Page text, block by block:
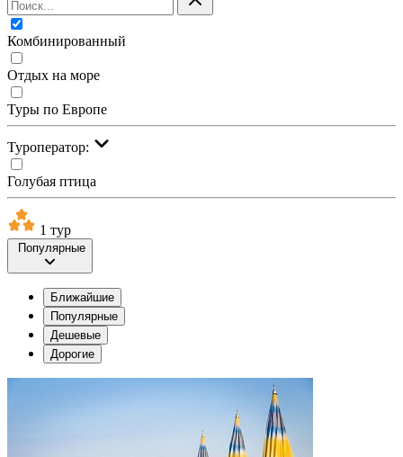
Комбинированный
Отдых на море
Туры по Европе
Туроператор:
Голубая птица
1 тур
Популярные
Ближайшие
Популярные
Дешевые
Дорогие